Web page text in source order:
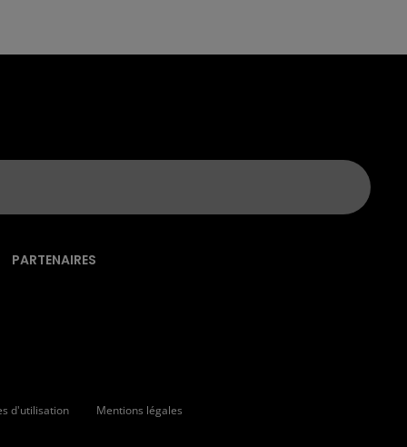
PARTENAIRES
d'utilisation Mentions légales